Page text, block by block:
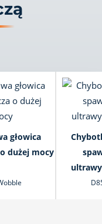
głowica
dużej mocy